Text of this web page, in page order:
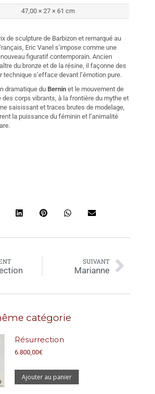
47,00 × 27 × 61 cm
de sculpture de Barbizon et remarqué au
Eric Vanel s’impose comme une
figuratif contemporain. Ancien
du bronze et de la résine, il façonne des
s’efface devant l’émotion pure.
dramatique du Bernin et le mouvement de
des corps vibrants, à la frontière du mythe et
saisissant et traces brutes de modelage,
la puissance du féminin et l’animalité
SUIVANT
Marianne
catégorie
Résurrection
6.800,00€
Ajouter au panier